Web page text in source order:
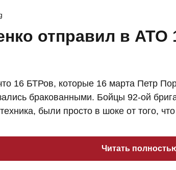
отправил в АТО
16 БТРов, которые 16 марта Петр
бракованными. Бойцы 92-ой
были просто в шоке от того,
Читать